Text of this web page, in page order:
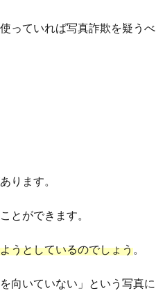
っていれば写真詐欺を疑うべ
ります。
とができます。
うとしているのでしょう。
向いていない」という写真に